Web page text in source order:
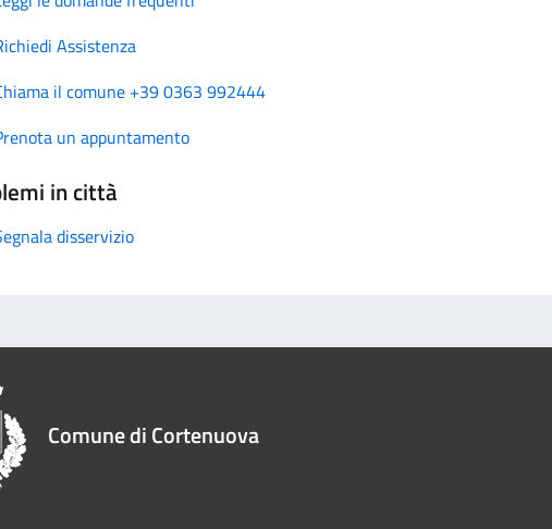
Assistenza
il comune +39 0363 992444
un appuntamento
in città
disservizio
Comune di Cortenuova